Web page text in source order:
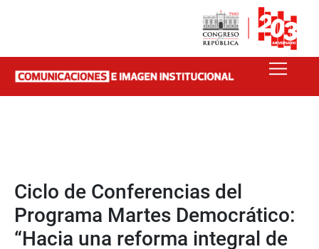
Ciclo de Conferencias del
Programa Martes Democrático:
“Hacia una reforma integral de